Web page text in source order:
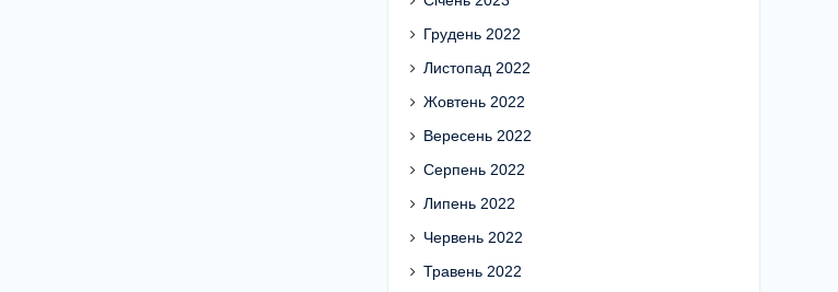
Грудень 2022
Листопад 2022
Жовтень 2022
Вересень 2022
Серпень 2022
Липень 2022
Червень 2022
Травень 2022